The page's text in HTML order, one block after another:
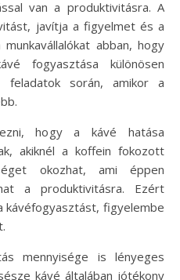
van a produktivitásra. A
javítja a figyelmet és a
abban, hogy
fogyasztása különösen
során, amikor a
hogy a kávé hatása
akiknél a koffein fokozott
okozhat, ami éppen
a produktivitásra. Ezért
kávéfogyasztást, figyelembe
mennyisége is lényeges
kávé általában jótékony